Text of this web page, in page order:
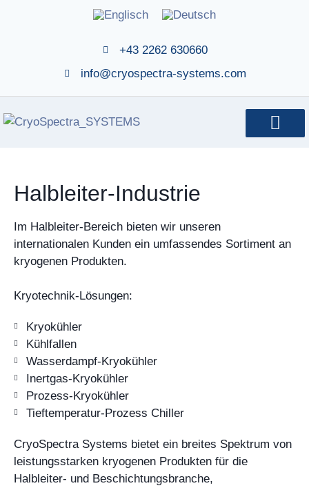
+43 2262 630660
info@cryospectra-systems.com
Halbleiter-Industrie
Im Halbleiter-Bereich bieten wir unseren
internationalen Kunden ein umfassendes Sortiment an
kryogenen Produkten.
Kryotechnik-Lösungen:
Kryokühler
Kühlfallen
Wasserdampf-Kryokühler
Inertgas-Kryokühler
Prozess-Kryokühler
Tieftemperatur-Prozess Chiller
CryoSpectra Systems bietet ein breites Spektrum von
leistungsstarken kryogenen Produkten für die
Halbleiter- und Beschichtungsbranche,